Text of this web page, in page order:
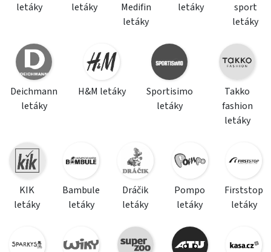
letáky
letáky
Medifin
letáky
letáky
sport
letáky
Deichmann
letáky
H&M letáky
Sportisimo
letáky
Takko
fashion
letáky
KIK
letáky
Bambule
letáky
Dráčik
letáky
Pompo
letáky
Firststop
letáky